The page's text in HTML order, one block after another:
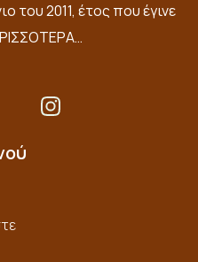
του 2011, έτος που έγινε